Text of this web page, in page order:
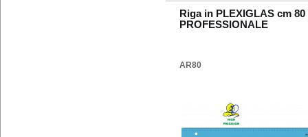
Riga in PLEXIGLAS cm 80
PROFESSIONALE
AR80